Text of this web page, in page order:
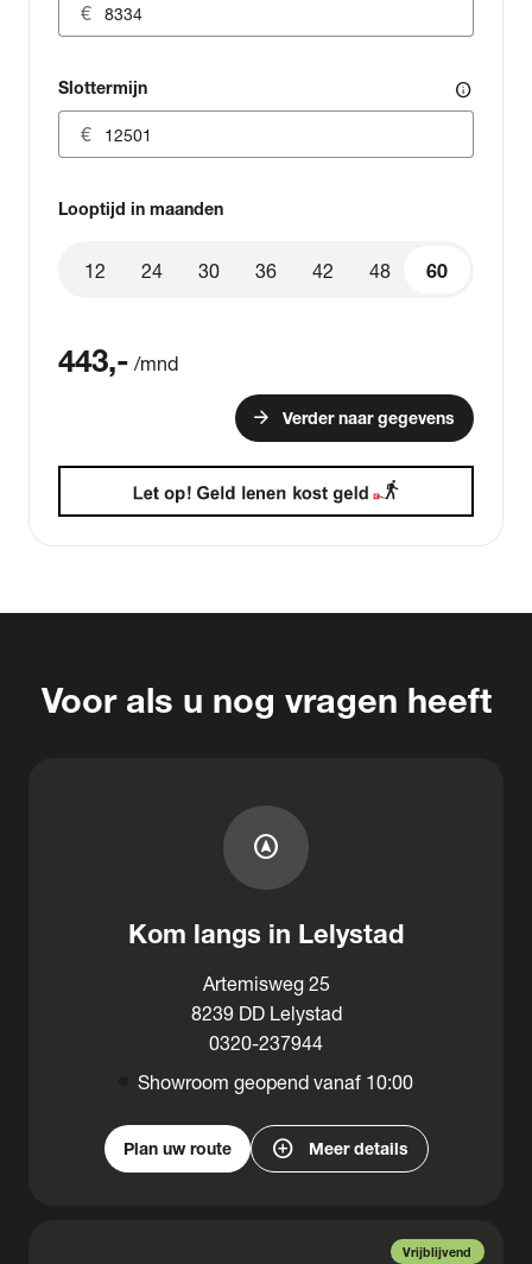
Slottermijn info
Looptijd in maanden
60
12 24 30 36 42 48 60
443,- /mnd
arrow_forward Verder naar gegevens
Voor als u nog vragen heeft
assistant_navigation
Kom langs in Lelystad
Artemisweg 25
8239 DD Lelystad
0320-237944
Showroom geopend vanaf 10:00
Plan uw route add_circle Meer details
Vrijblijvend